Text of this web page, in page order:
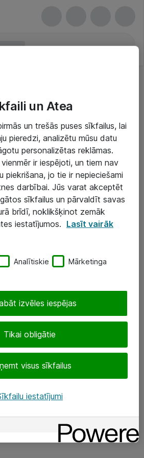
un Atea
un trešās puses sīkfailus, lai
pieredzi, analizētu mūsu datu
personalizētas reklāmas.
ir iespējoti, un tiem nav
piekrišana, jo tie ir nepieciešami
darbībai. Jūs varat akceptēt
sīkfailus un pārvaldīt savas
brīdī, noklikšķinot zemāk
iestatījumos. Lasīt vairāk
Analītiskie Mārketinga
Tikai obligātie
visus sīkfailus
izvēles iespējas
iestatījumi